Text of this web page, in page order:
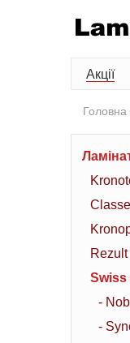
Акції
Головна
Rezult
-
-